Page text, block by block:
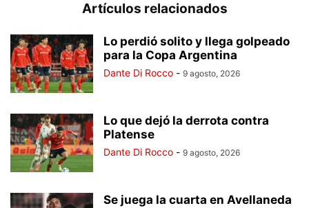
Artículos relacionados
Lo perdió solito y llega golpeado
para la Copa Argentina
Dante Di Rocco - 9 agosto, 2026
Lo que dejó la derrota contra
Platense
Dante Di Rocco - 9 agosto, 2026
Se juega la cuarta en Avellaneda